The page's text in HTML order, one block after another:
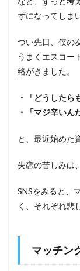
ずになってしま
つい先日、僕の
うまくエスコー
絡がきました。
・「どうしたら
・「マジ辛いん
と、最近始めた
失恋の苦しみは、
SNSをみると、
く、それぞれ悲
マッチン